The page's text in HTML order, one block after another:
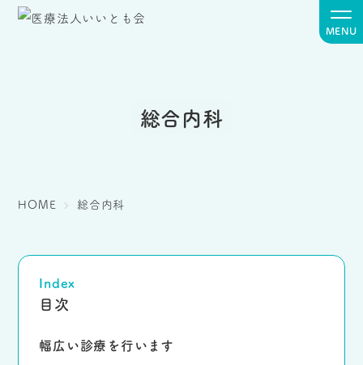
MENU
総合内科
HOME 総合内科
Index
目次
幅広い診療を行います